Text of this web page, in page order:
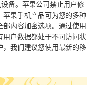
备。苹果公司禁止用户修
苹果手机产品可为您的多种
内容加密选项。通过使用
用户数据都处于不可访问状
，我们建议您使用最新的移